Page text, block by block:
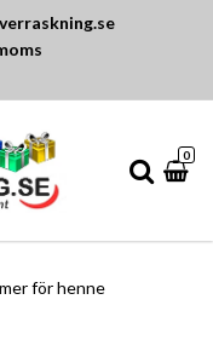
0
för henne